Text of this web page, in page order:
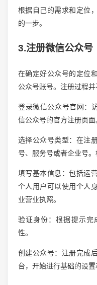
根据自己的需求和定位
的一步。
3.注册微信公众号
在确定好公众号的定位
公众号账号。注册过程并
登录微信公众号官网：
信公众号的官方注册页面
选择公众号类型：在注
号、服务号或者企业号。
填写基本信息：包括运
个人用户可以使用个人
业营业执照。
验证身份：根据提示完
性。
创建公众号：注册完成
台，开始进行基础的设置